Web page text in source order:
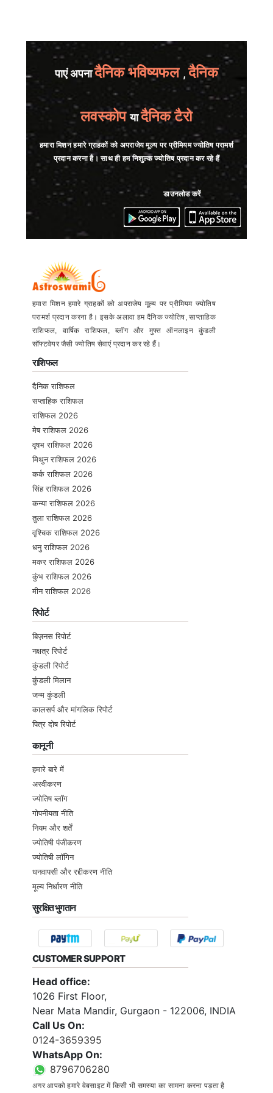
पाएं अपनादैनिक भविष्यफल ,दैनिक
लवस्कोपयादैनिक टैरो
हमारा मिशन हमारे ग्राहकों को अपराजेय मूल्य पर प्रीमियम ज्योतिष परामर्श
प्रदान करना है। साथ ही हम निशुल्क ज्योतिष प्रदान कर रहे हैं
डाउनलोड करें
हमारा मिशन हमारे ग्राहकों को अपराजेय मूल्य पर प्रीमियम ज्योतिष
परामर्श प्रदान करना है। इसके अलावा हम दैनिक ज्योतिष, साप्ताहिक
राशिफल, वार्षिक राशिफल, ब्लॉग और मुफ्त ऑनलाइन कुंडली
सॉफ्टवेयर जैसी ज्योतिष सेवाएं प्रदान कर रहे हैं।
राशिफल
दैनिक राशिफल
सप्ताहिक राशिफल
राशिफल 2026
मेष राशिफल 2026
वृषभ राशिफल 2026
मिथुन राशिफल 2026
कर्क राशिफल 2026
सिंह राशिफल 2026
कन्या राशिफल 2026
तुला राशिफल 2026
वृश्चिक राशिफल 2026
धनु राशिफल 2026
मकर राशिफल 2026
कुंभ राशिफल 2026
मीन राशिफल 2026
रिपोर्ट
बिज़नस रिपोर्ट
नक्षत्र रिपोर्ट
कुंडली रिपोर्ट
कुंडली मिलान
जन्म कुंडली
कालसर्प और मांगलिक रिपोर्ट
पित्र दोष रिपोर्ट
कानूनी
हमारे बारे में
अस्वीकरण
ज्योतिष ब्लॉग
गोपनीयता नीति
नियम और शर्तें
ज्योतिषी पंजीकरण
ज्योतिषी लॉगिन
धनवापसी और रद्दीकरण नीति
मूल्य निर्धारण नीति
सुरक्षित भुगतान
CUSTOMER SUPPORT
Head office:
1026 First Floor,
Near Mata Mandir, Gurgaon - 122006, INDIA
Call Us On:
0124-3659395
WhatsApp On:
8796706280
अगर आपको हमारे वेबसाइट में किसी भी समस्या का सामना करना पड़ता है